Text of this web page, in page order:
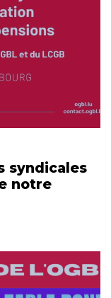
syndicales
notre